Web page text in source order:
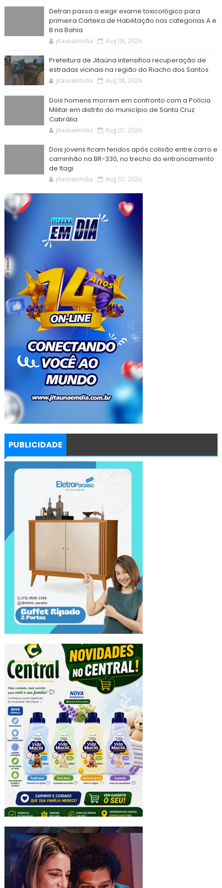
Detran passa a exigir exame toxicológico para
primeira Carteira de Habilitação nas categorias A e
B na Bahia
jitaunaemdia Aug 08, 2026
Prefeitura de Jitaúna intensifica recuperação de
estradas vicinais na região do Riacho dos Santos
jitaunaemdia Aug 08, 2026
Dois homens morrem em confronto com a Polícia
Militar em distrito do município de Santa Cruz
Cabrália
jitaunaemdia Aug 07, 2026
Dois jovens ficam feridos após colisão entre carro e
caminhão na BR-330, no trecho do entroncamento
de Itagi
jitaunaemdia Aug 07, 2026
PUBLICIDADE